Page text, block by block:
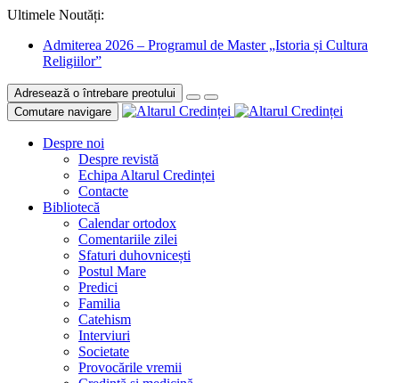
Ultimele Noutăți:
Admiterea 2026 – Programul de Master „Istoria și Cultura
Religiilor”
Adresează o întrebare preotului
Comutare navigare
Despre noi
Despre revistă
Echipa Altarul Credinței
Contacte
Bibliotecă
Calendar ortodox
Comentariile zilei
Sfaturi duhovnicești
Postul Mare
Predici
Familia
Catehism
Interviuri
Societate
Provocările vremii